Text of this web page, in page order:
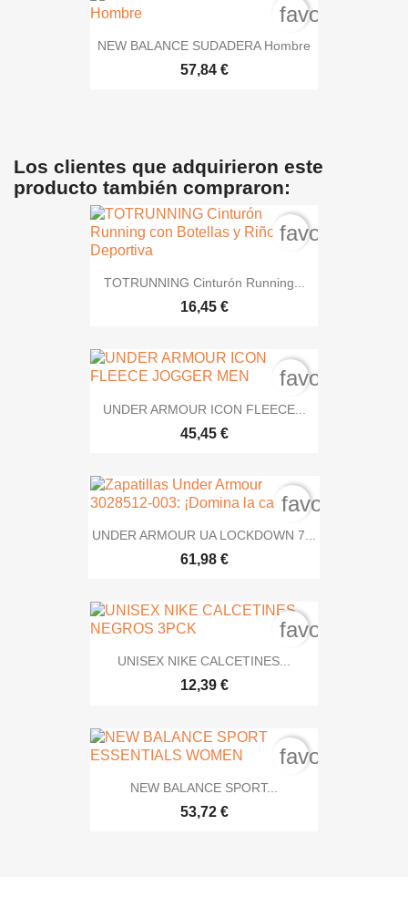
NEW BALANCE SUDADERA Hombre
57,84 €
Los clientes que adquirieron este
producto también compraron:
TOTRUNNING Cinturón Running...
16,45 €
UNDER ARMOUR ICON FLEECE...
45,45 €
UNDER ARMOUR UA LOCKDOWN 7...
61,98 €
UNISEX NIKE CALCETINES...
12,39 €
NEW BALANCE SPORT...
53,72 €